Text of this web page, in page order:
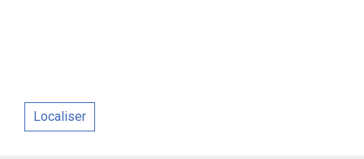
Localiser